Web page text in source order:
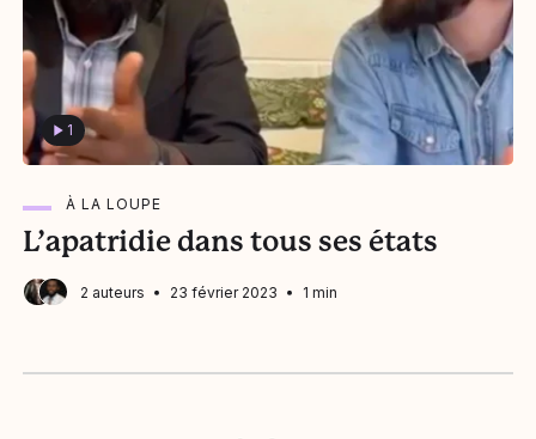
1
À LA LOUPE
L’apatridie dans tous ses états
2 auteurs
Louis Witter23 février 2023 1 min